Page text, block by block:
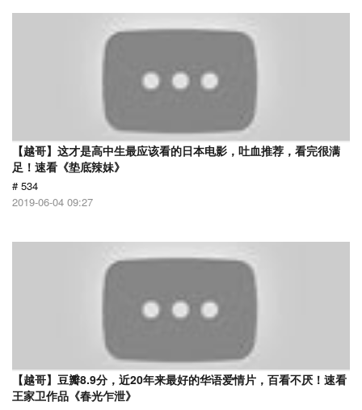
【越哥】这才是高中生最应该看的日本电影，吐血推荐，看完很满
足！速看《垫底辣妹》
# 534
2019-06-04 09:27
【越哥】豆瓣8.9分，近20年来最好的华语爱情片，百看不厌！速看
王家卫作品《春光乍泄》